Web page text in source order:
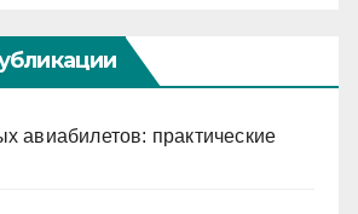
авиабилетов: практические